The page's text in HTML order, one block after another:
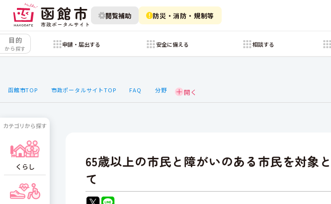
閲覧補助 防災・消防・規制等
目的
から探す
申請・届出する 安全に備える 相談する
函館市TOP 市政ポータルサイトTOP FAQ 分野
65歳以上の市民と障がいのある市民を対象
て
カテゴリから探す
くらし